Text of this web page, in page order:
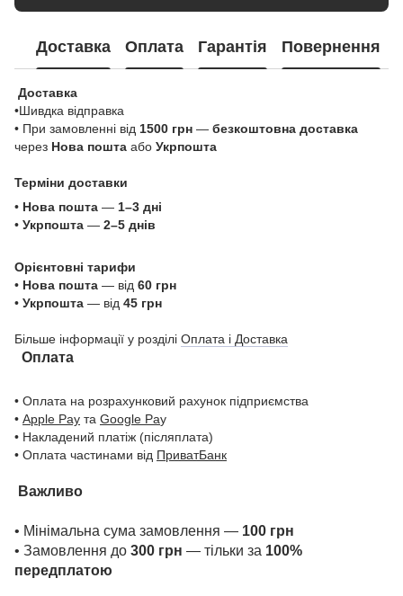
Доставка Оплата Гарантія Повернення
Доставка
•Шивдка відправка
• При замовленні від 1500 грн — безкоштовна доставка
через Нова пошта або Укрпошта
Терміни доставки
• Нова пошта — 1–3 дні
• Укрпошта — 2–5 днів
Орієнтовні тарифи
• Нова пошта — від 60 грн
• Укрпошта — від 45 грн
Більше інформації у розділі Оплата і Доставка
Оплата
• Оплата на розрахунковий рахунок підприємства
• Apple Pay та Google Pay
• Накладений платіж (післяплата)
• Оплата частинами від ПриватБанк
Важливо
• Мінімальна сума замовлення — 100 грн
• Замовлення до 300 грн — тільки за 100%
передплатою